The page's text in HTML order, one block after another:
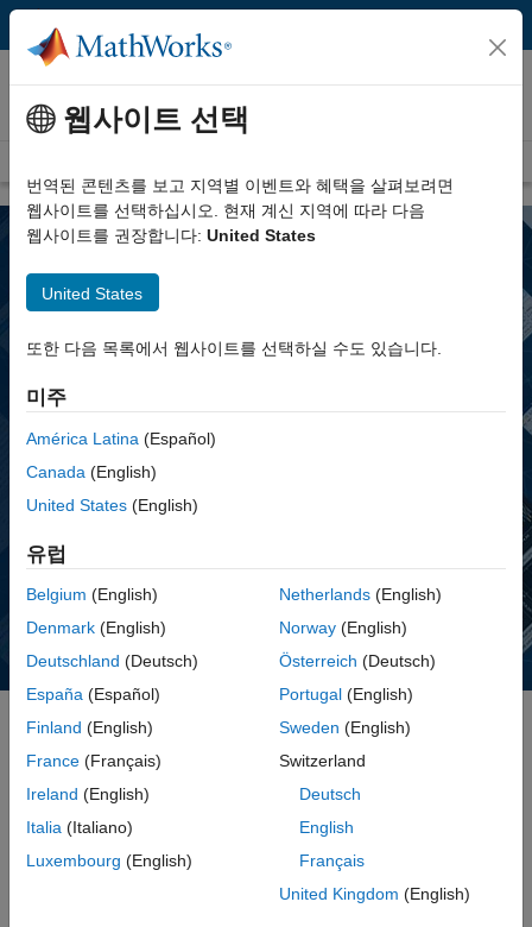
콘텐츠로 바로 가기
다른 프로그래밍 언어와 함께 MATLAB
사용하기
다른 프로그래밍 언어와 함께
MATLAB 사용하기
재사용하여 MATLAB 기반의 반응형 웹 사이트를 만들거나,
MATLAB에서 직접 생성된 오류 없는 임베디드 C 코드를 사용해
하드웨어를 프로그래밍할 수 있습니다. 따라서 서로 다른 프로그래밍
시간을 할애하고 다른 언어로 다시 코딩하는 시간을 줄일 수
있습니다.
다른 언어에서 MATLAB 호출하기
사용할 수 있습니다. 이 API를 사용하면 MATLAB의 데스크탑 세션을
시작하지 않고도 사용자의 프로그래밍 언어 내에서 MATLAB 명령을
실행할 수 있습니다. MATLAB Engine API는 다음과 같은 언어를
웹사이트 선택
번역된 콘텐츠를 보고 지역별 이벤트와 혜택을 살펴보려면
웹사이트를 선택하십시오. 현재 계신 지역에 따라 다음
웹사이트를 권장합니다: United States
United States
또한 다음 목록에서 웹사이트를 선택하실 수도 있습니다.
미주
América Latina (Español)
Canada (English)
United States (English)
유럽
Belgium (English)
Denmark (English)
Deutschland (Deutsch)
España (Español)
Finland (English)
France (Français)
Ireland (English)
Italia (Italiano)
Luxembourg (English)
Netherlands(English)
Norway(English)
Österreich (Deutsch)
Portugal(English)
Sweden (English)
Switzerland
Deutsch
English
Français
United Kingdom (English)